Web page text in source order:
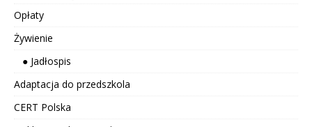
Opłaty
Żywienie
● Jadłospis
Adaptacja do przedszkola
CERT Polska